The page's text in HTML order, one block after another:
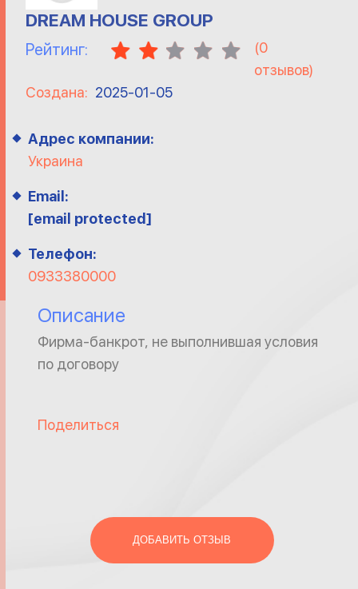
DREAM HOUSE GROUP
Рейтинг: (0
отзывов)
Создана: 2025-01-05
Адрес компании:
Украина
Email:
[email protected]
Телефон:
0933380000
Описание
Фирма-банкрот, не выполнившая условия
по договору
Поделиться
ДОБАВИТЬ ОТЗЫВ